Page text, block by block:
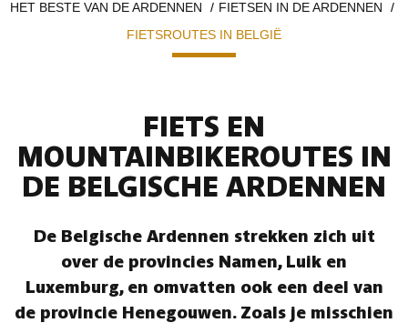
HET BESTE VAN DE ARDENNEN
FIETSEN IN DE ARDENNEN
FIETSROUTES IN BELGIË
FIETS EN
MOUNTAINBIKEROUTES IN
DE BELGISCHE ARDENNEN
De Belgische Ardennen strekken zich uit
over de provincies Namen, Luik en
Luxemburg, en omvatten ook een deel van
de provincie Henegouwen. Zoals je misschien